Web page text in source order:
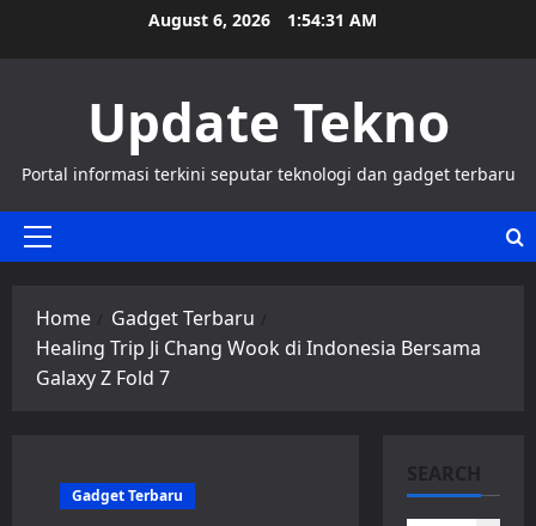
August 6, 2026 1:54:32 AM
Update Tekno
Portal informasi terkini seputar teknologi dan gadget terbaru
Primary
Home
Gadget Terbaru
Healing Trip Ji Chang Wook di Indonesia Bersama
Galaxy Z Fold 7
Gadget Terbaru
SEARCH